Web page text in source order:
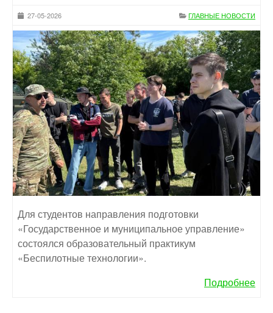
27-05-2026 ГЛАВНЫЕ НОВОСТИ
Для студентов направления подготовки
«Государственное и муниципальное управление»
состоялся образовательный практикум
«Беспилотные технологии».
Подробнее